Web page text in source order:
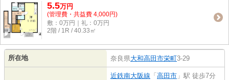
5.5万円
(管理費・共益費 4,000円)
敷：0万円｜礼：0万円
2階 / 1R / 40.33㎡
所在地 奈良県大和高田市栄町3-29
近鉄南大阪線 「 高田市 」駅 徒歩7分